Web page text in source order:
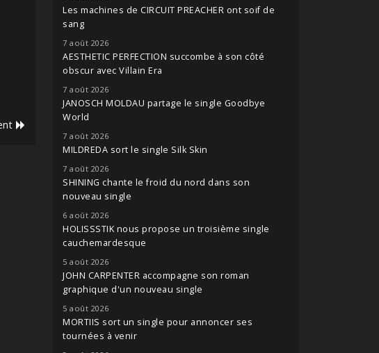
Les machines de CIRCUIT PREACHER ont soif de
sang
7 août 2026
AESTHETIC PERFECTION succombe à son côté
obscur avec Villain Era
7 août 2026
JANOSCH MOLDAU partage le single Goodbye
World
7 août 2026
MILDREDA sort le single Silk Skin
7 août 2026
SHINING chante le froid du nord dans son
nouveau single
6 août 2026
HOLISSSTIK nous propose un troisième single
cauchemardesque
5 août 2026
JOHN CARPENTER accompagne son roman
graphique d'un nouveau single
5 août 2026
MORTIIS sort un single pour annoncer ses
tournées à venir